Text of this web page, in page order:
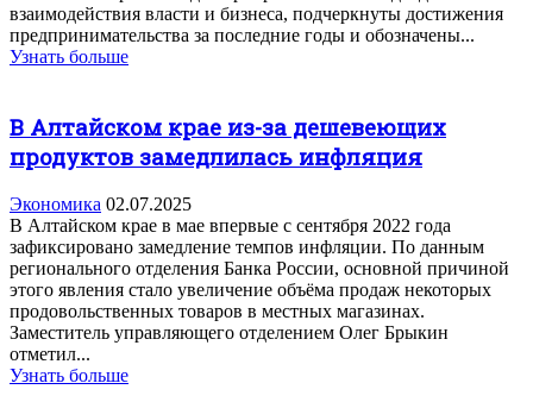
взаимодействия власти и бизнеса, подчеркнуты достижения
предпринимательства за последние годы и обозначены...
Узнать больше
В Алтайском крае из-за дешевеющих
продуктов замедлилась инфляция
Экономика 02.07.2025
В Алтайском крае в мае впервые с сентября 2022 года
зафиксировано замедление темпов инфляции. По данным
регионального отделения Банка России, основной причиной
этого явления стало увеличение объёма продаж некоторых
продовольственных товаров в местных магазинах.
Заместитель управляющего отделением Олег Брыкин
отметил...
Узнать больше